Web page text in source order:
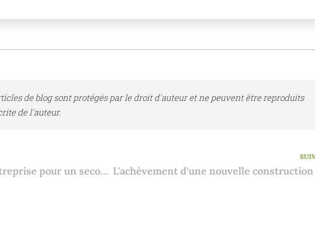
de blog sont protégés par le droit d'auteur et ne peuvent être reproduits
de l'auteur.
Emprunter à votre entreprise pour un second séjour en Espagne